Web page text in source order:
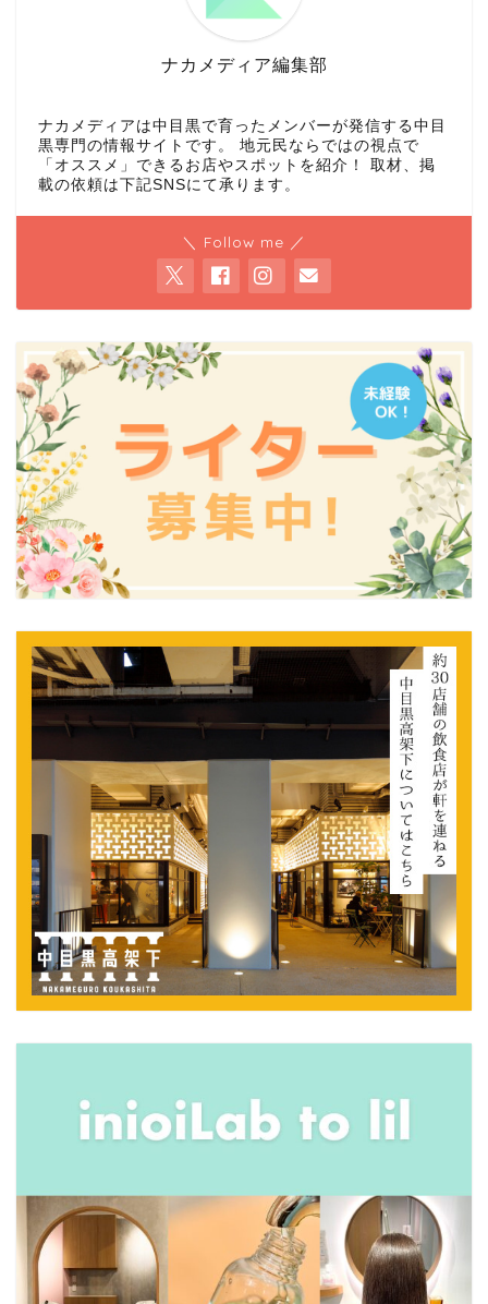
ナカメディア編集部
ナカメディアは中目黒で育ったメンバーが発信する中目
黒専門の情報サイトです。 地元民ならではの視点で
「オススメ」できるお店やスポットを紹介！ 取材、掲
載の依頼は下記SNSにて承ります。
＼ Follow me ／